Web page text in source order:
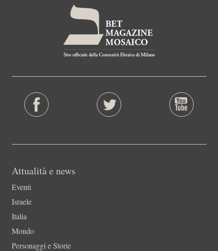
Attualità e news
Eventi
Israele
Italia
Mondo
Personaggi e Storie